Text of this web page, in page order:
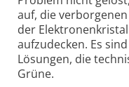
auf, die
der
aufzudecken. Es
Lösungen, die
Grüne.